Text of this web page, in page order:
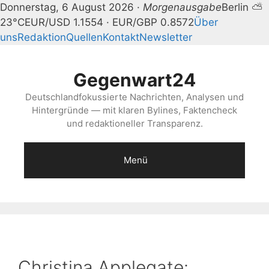
Donnerstag, 6 August 2026 · MorgenausgabeBerlin ⛅
23°CEUR/USD 1.1554 · EUR/GBP 0.8572Über
unsRedaktionQuellenKontaktNewsletter
Gegenwart24
Deutschlandfokussierte Nachrichten, Analysen und
Hintergründe — mit klaren Bylines, Faktencheck
und redaktioneller Transparenz.
Menü